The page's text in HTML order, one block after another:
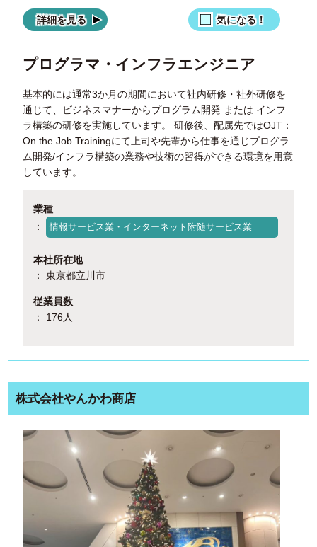
詳細を見る 気になる！
プログラマ・インフラエンジニア
基本的には通常3か月の期間において社内研修・社外研修を
通じて、ビジネスマナーからプログラム開発 または インフ
ラ構築の研修を実施しています。 研修後、配属先ではOJT：
On the Job Trainingにて上司や先輩から仕事を通じプログラ
ム開発/インフラ構築の業務や技術の習得ができる環境を用意
しています。
業種
：
情報サービス業・インターネット附随サービス業
本社所在地
： 東京都立川市
従業員数
： 176人
株式会社やんかわ商店